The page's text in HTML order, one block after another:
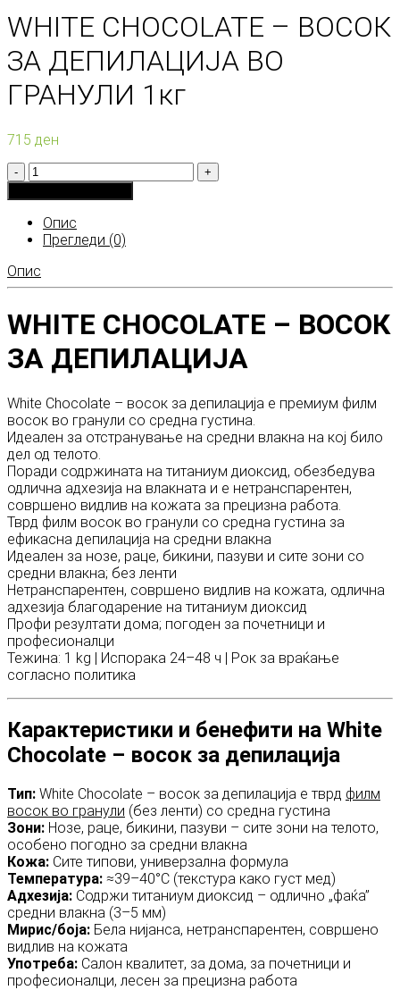
WHITE CHOCOLATE – ВОСОК
ЗА ДЕПИЛАЦИЈА ВО
ГРАНУЛИ 1кг
715 ден
Количина
Опис
Прегледи (0)
Опис
WHITE CHOCOLATE – ВОСОК
ЗА ДЕПИЛАЦИЈА
White Chocolate – восок за депилација е премиум филм
восок во гранули со средна густина.
Идеален за отстранување на средни влакна на кој било
дел од телото.
Поради содржината на титаниум диоксид, обезбедува
одлична адхезија на влакната и е нетранспарентен,
совршено видлив на кожата за прецизна работа.
Тврд филм восок во гранули со средна густина за
ефикасна депилација на средни влакна
Идеален за нозе, раце, бикини, пазуви и сите зони со
средни влакна; без ленти
Нетранспарентен, совршено видлив на кожата, одлична
адхезија благодарение на титаниум диоксид
Профи резултати дома; погоден за почетници и
професионалци
Тежина: 1 kg | Испорака 24–48 ч | Рок за враќање
согласно политика
Карактеристики и бенефити на White
Chocolate – восок за депилација
Тип: White Chocolate – восок за депилација е тврд филм
восок во гранули (без ленти) со средна густина
Зони: Нозе, раце, бикини, пазуви – сите зони на телото,
особено погодно за средни влакна
Кожа: Сите типови, универзална формула
Температура: ≈39–40°C (текстура како густ мед)
Адхезија: Содржи титаниум диоксид – одлично „фаќа”
средни влакна (3–5 мм)
Мирис/боја: Бела нијанса, нетранспарентен, совршено
видлив на кожата
Употреба: Салон квалитет, за дома, за почетници и
професионалци, лесен за прецизна работа